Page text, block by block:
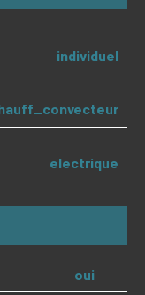
individuel
electrique
oui